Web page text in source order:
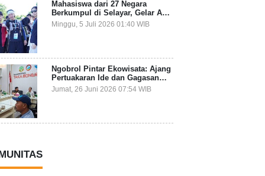
Mahasiswa dari 27 Negara
Berkumpul di Selayar, Gelar Aksi
Lingkungan dan Dalami Kearifan
Lokal Bumi Tanadoang
Minggu, 5 Juli 2026 01:40 WIB
Ngobrol Pintar Ekowisata: Ajang
Pertuakaran Ide dan Gagasan
Lintas Sektor
Jumat, 26 Juni 2026 07:54 WIB